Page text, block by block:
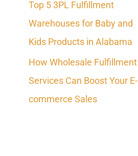
:Top 5 3PL Fulfillment
Warehouses for Baby and
Kids Products in Alabama
How Wholesale Fulfillment
Services Can Boost Your E-
commerce Sales